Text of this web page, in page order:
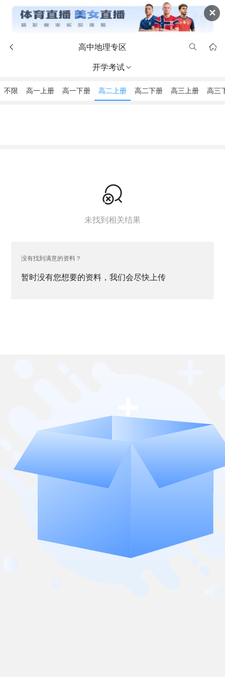
✕
 高中地理专区  
开学考试
不限 高一上册 高一下册 高二上册 高二下册 高三上册 高三

未找到相关结果
没有找到满意的资料？
暂时没有您想要的资料，我们会尽快上传